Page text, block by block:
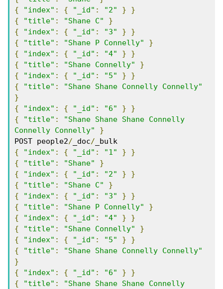
{
"index" : { "_id" : "2" }
}
{
"title" : "Shane C"
}
{
"index" : { "_id" : "3" }
}
{
"title" : "Shane P Connelly"
}
{
"index" : { "_id" : "4" }
}
{
"title" : "Shane Connelly"
}
{
"index" : { "_id" : "5" }
}
{
"title" :
"Shane Shane Connelly Connelly"
}
{
"index" : { "_id" : "6" }
}
{
"title" :
"Shane Shane Shane Connelly
Connelly Connelly"
}
POST people2/ _doc/
{
"index" : { "_id" : "1" }
}
{
"title" : "Shane"
}
{
"index" : { "_id" : "2" }
}
{
"title" : "Shane C"
}
{
"index" : { "_id" : "3" }
}
{
"title" : "Shane P Connelly"
}
{
"index" : { "_id" : "4" }
}
{
"title" : "Shane Connelly"
}
{
"index" : { "_id" : "5" }
}
{
"title" :
"Shane Shane Connelly Connelly"
}
{
"index" : { "_id" : "6" }
}
{
"title" :
"Shane Shane Shane Connelly